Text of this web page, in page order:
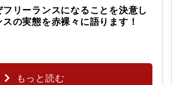
フリーランスになることを決意し
の実態を赤裸々に語ります！
もっと読む